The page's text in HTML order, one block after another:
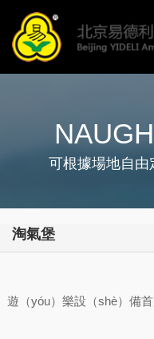
可根據場地自由
淘氣堡
遊（yóu）樂設（shè）備